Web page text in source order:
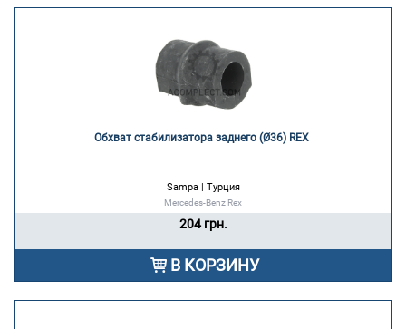
Обхват стабилизатора заднего (Ø36) REX
Sampa | Турция
Mercedes-Benz Rex
204 грн.
В КОРЗИНУ